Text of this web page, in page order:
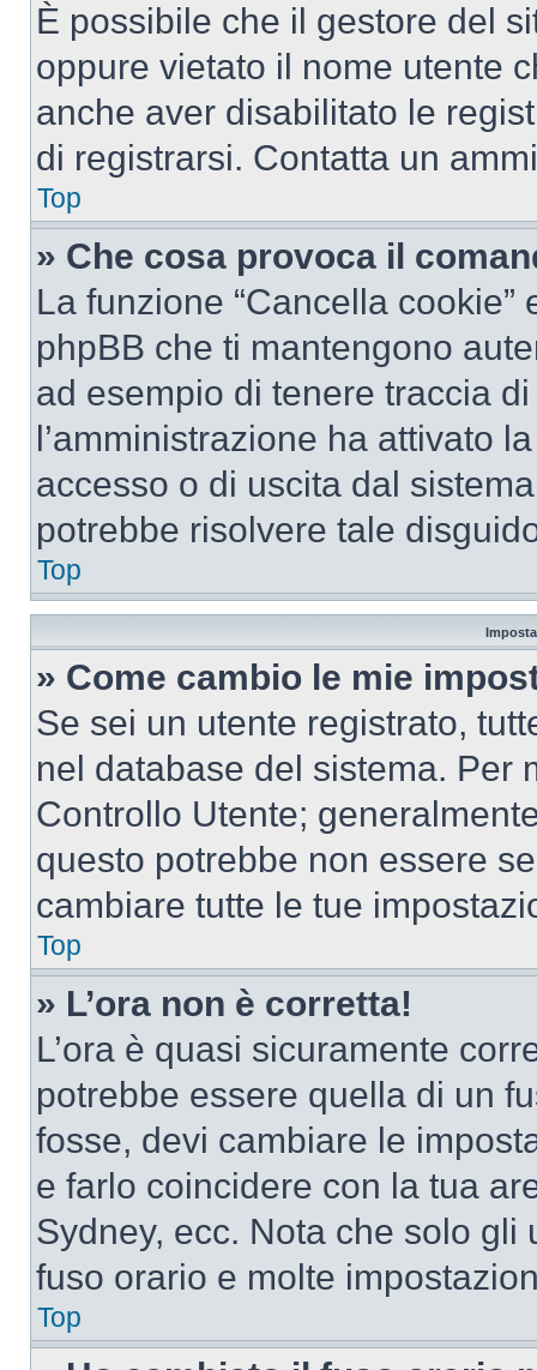
È possibile che il gestore del
oppure vietato il nome utente
anche aver disabilitato le
di registrarsi. Contatta un
Top
» Che cosa provoca il
La funzione “Cancella
phpBB che ti mantengono
ad esempio di tenere traccia
l’amministrazione ha attivato
accesso o di uscita dal
potrebbe risolvere tale
Top
» Come cambio le mie
Se sei un utente registrato,
nel database del sistema. Per
Controllo Utente;
questo potrebbe non essere
cambiare tutte le tue
Top
» L’ora non è corretta!
L’ora è quasi sicuramente
potrebbe essere quella di un
fosse, devi cambiare le
e farlo coincidere con la tua
Sydney, ecc. Nota che solo
fuso orario e molte
Top